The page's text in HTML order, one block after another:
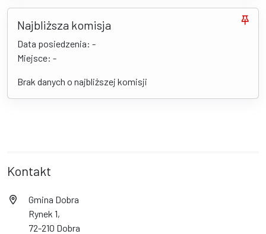
Najbliższa komisja
Data posiedzenia: -
Miejsce: -
Brak danych o najbliższej komisji
Kontakt
Gmina Dobra
Rynek 1,
72-210 Dobra